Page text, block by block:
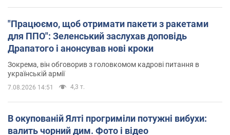
"Працюємо, щоб отримати пакети з ракетами
для ППО": Зеленський заслухав доповідь
Драпатого і анонсував нові кроки
Зокрема, він обговорив з головкомом кадрові питання в
українській армії
7.08.2026 14:51 4,3 т.
В окупованій Ялті прогриміли потужні вибухи:
валить чорний дим. Фото і відео